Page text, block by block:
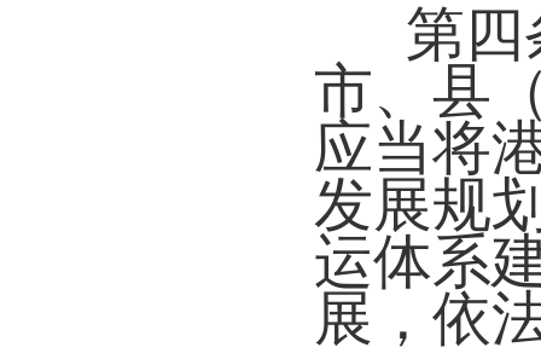
第
市、县
应当将
发展规
运体系
展，依